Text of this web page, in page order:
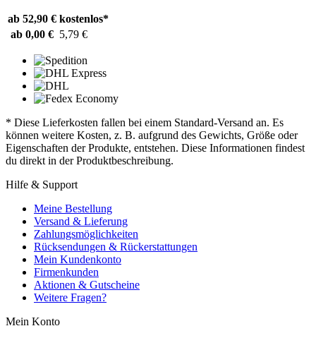
ab 52,90 € kostenlos*
ab 0,00 € 5,79 €
* Diese Lieferkosten fallen bei einem Standard-Versand an. Es
können weitere Kosten, z. B. aufgrund des Gewichts, Größe oder
Eigenschaften der Produkte, entstehen. Diese Informationen findest
du direkt in der Produktbeschreibung.
Hilfe & Support
Meine Bestellung
Versand & Lieferung
Zahlungsmöglichkeiten
Rücksendungen & Rückerstattungen
Mein Kundenkonto
Firmenkunden
Aktionen & Gutscheine
Weitere Fragen?
Mein Konto